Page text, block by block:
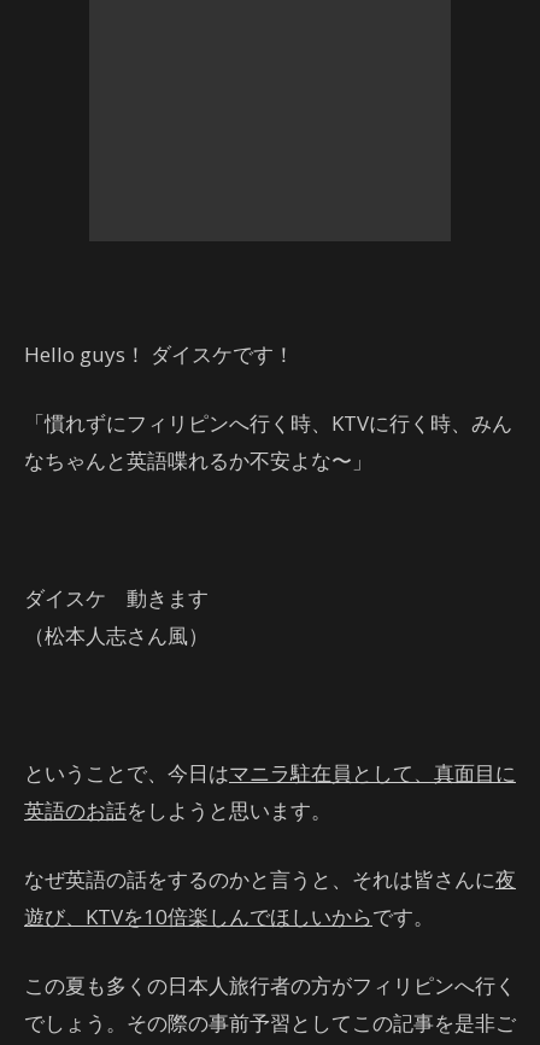
Hello guys！ ダイスケです！
「慣れずにフィリピンへ行く時、KTVに行く時、みん
なちゃんと英語喋れるか不安よな〜」
ダイスケ 動きます
（松本人志さん風）
ということで、今日はマニラ駐在員として、真面目に
英語のお話をしようと思います。
なぜ英語の話をするのかと言うと、それは皆さんに夜
遊び、KTVを10倍楽しんでほしいからです。
この夏も多くの日本人旅行者の方がフィリピンへ行く
でしょう。その際の事前予習としてこの記事を是非ご